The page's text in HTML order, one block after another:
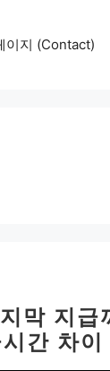
이지 (Contact)
막 지급
간 차이